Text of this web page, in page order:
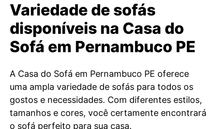
Variedade de sofás
disponíveis na Casa do
Sofá em Pernambuco PE
A Casa do Sofá em Pernambuco PE oferece
uma ampla variedade de sofás para todos os
gostos e necessidades. Com diferentes estilos,
tamanhos e cores, você certamente encontrará
o sofá perfeito para sua casa.